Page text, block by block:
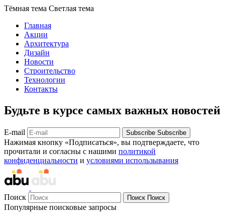
Тёмная тема Светлая тема
Главная
Акции
Архитектура
Дизайн
Новости
Строительство
Технологии
Контакты
Будьте в курсе самых важных новостей
E-mail Subscribe Subscribe
Нажимая кнопку «Подписаться», вы подтверждаете, что
прочитали и согласны с нашими политикой
конфиденциальности и условиями использывания
Поиск Поиск Поиск
Популярные поисковые запросы